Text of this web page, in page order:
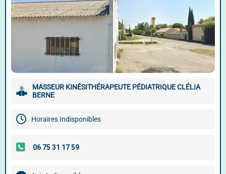
MASSEUR KINÉSITHÉRAPEUTE PÉDIATRIQUE CLÉLIA
BERNE
Horaires Indisponibles